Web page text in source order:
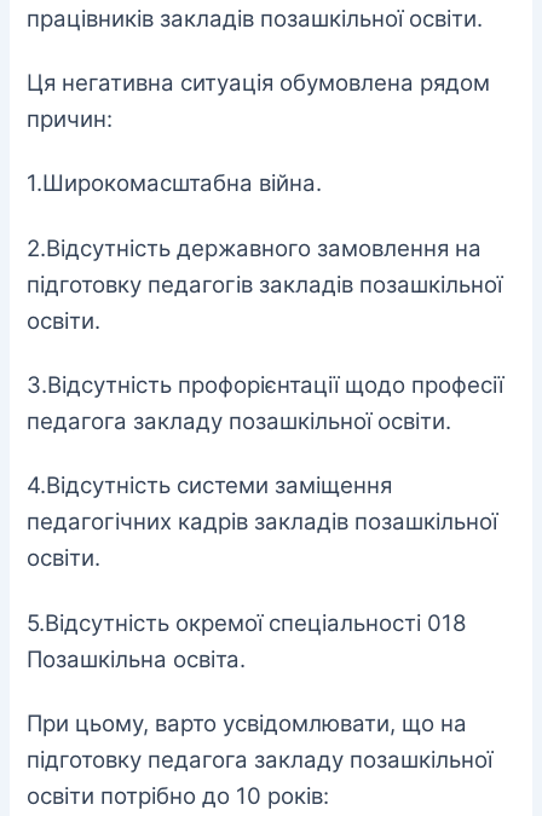
працівників закладів позашкільної освіти.
Ця негативна ситуація обумовлена рядом
причин:
1.Широкомасштабна війна.
2.Відсутність державного замовлення на
підготовку педагогів закладів позашкільної
освіти.
3.Відсутність профорієнтації щодо професії
педагога закладу позашкільної освіти.
4.Відсутність системи заміщення
педагогічних кадрів закладів позашкільної
освіти.
5.Відсутність окремої спеціальності 018
Позашкільна освіта.
При цьому, варто усвідомлювати, що на
підготовку педагога закладу позашкільної
освіти потрібно до 10 років: